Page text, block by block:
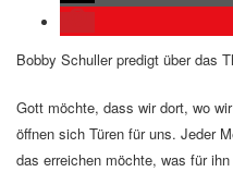
Bobby Schuller predigt über das
Gott möchte, dass wir dort, wo
öffnen sich Türen für uns. Jeder
das erreichen möchte, was für